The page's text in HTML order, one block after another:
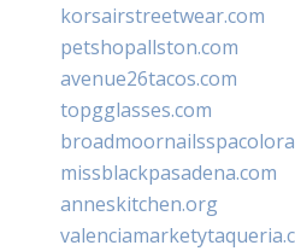
korsairstreetwear.com
petshopallston.com
avenue26tacos.com
topgglasses.com
missblackpasadena.com
anneskitchen.org